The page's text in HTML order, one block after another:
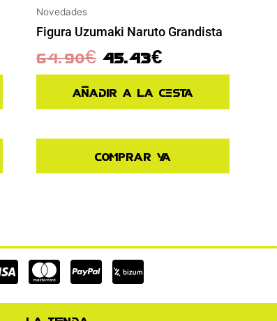
Novedades
Figura Uzumaki Naruto Grandista
64.90€ 45.43€
Añadir a la cesta
Comprar ya
Cc-
visa
Cc-
mastercard
Cc-
paypal